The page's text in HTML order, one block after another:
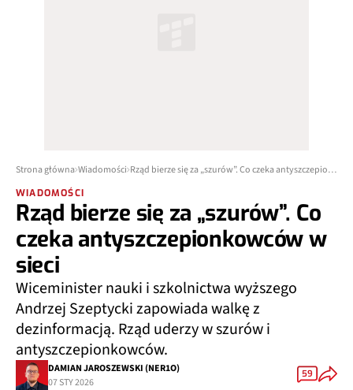
Strona główna Wiadomości Rząd bierze się za „szurów”. Co czeka antyszczepionkowców w sieci
WIADOMOŚCI
Rząd bierze się za „szurów”. Co
czeka antyszczepionkowców w
sieci
Wiceminister nauki i szkolnictwa wyższego
Andrzej Szeptycki zapowiada walkę z
dezinformacją. Rząd uderzy w szurów i
antyszczepionkowców.
DAMIAN JAROSZEWSKI (NER1O)
07 STY 2026
59